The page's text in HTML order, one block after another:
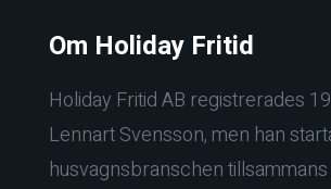
Om Holiday Fritid
Holiday Fritid AB registrerades
Lennart Svensson, men han
husvagnsbranschen